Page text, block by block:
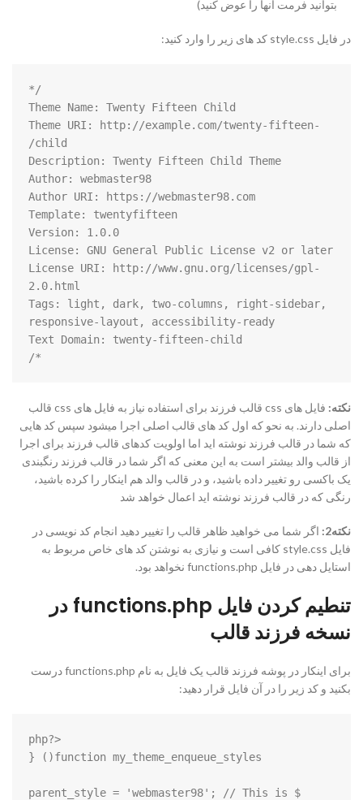
بتوانید فرمت انها را عوض کنید)
در فایل style.css کد های زیر را وارد کنید:
Theme URI: http://example.com/twenty-fifteen-
License URI: http://www.gnu.org/licenses/gpl-
Tags: light, dark, two-columns, right-sidebar,
*/
نکته:
فایل های css قالب فرزند برای استفاده نیاز به فایل های css قالب
اصلی دارند. به نحو که اول کد های قالب اصلی اجرا میشود سپس کد هایی
که شما در قالب فرزند نوشته اید اما اولویت کدهای قالب فرزند برای اجرا
از قالب والد بیشتر است به این معنی که اگر شما در قالب فرزند رنگبندی
یک باکسی رو تغییر داده باشید، و در قالب والد هم اینکار را کرده باشید،
رنگی که در قالب فرزند نوشته اید اعمال خواهد شد
نکته2:
اگر شما می خواهید ظاهر قالب را تغییر دهید انجام کد نویسی در
فایل style.css کافی است و نیازی به نوشتن کد های خاص مربوط به
استایل دهی در فایل functions.php نخواهد بود.
تنطیم کردن فایل functions.php در
نسخه فرزند قالب
برای اینکار در پوشه فرزند قالب یک فایل به نام functions.php درست
بکنید و کد زیر را در آن فایل قرار دهید:
    $parent_style = 'webmaster98'; // This is